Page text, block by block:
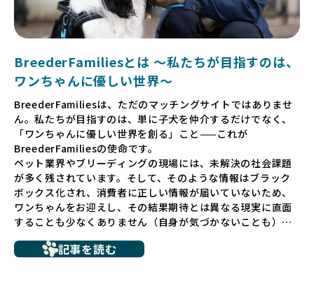
BreederFamiliesとは 〜私たちが目指すのは、
ワンちゃんに優しい世界〜
BreederFamiliesは、ただのマッチングサイトではありませ
ん。私たちが目指すのは、単に子犬を仲介するだけでなく、
「ワンちゃんに優しい世界を創る」こと——これが
BreederFamiliesの使命です。
ペット業界やブリーディングの現場には、未解決の社会課題
が多く残されています。そして、そのような情報はブラック
ボックス化され、消費者に正しい情報が届いていないため、
ワンちゃんをお迎えし、その結果期待とは異なる現実に直面
することも少なくありません（自身が気づかないことも）。
ち、健康面や社会性に問題を抱えていたり、またブリーダー
記事を読む